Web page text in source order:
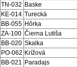
TN-032 Baske
KE-014 Turecká
BB-055 Hôrka
ZA-100 Čierna Lutiša
BB-020 Skalka
PO-062 Krížová
BB-021 Paradajs